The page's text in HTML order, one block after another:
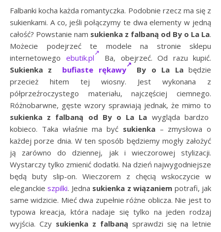
Falbanki kocha każda romantyczka. Podobnie rzecz ma się z
sukienkami. A co, jeśli połączymy te dwa elementy w jedną
całość? Powstanie nam sukienka z falbaną od By o La La.
Możecie podejrzeć te modele na stronie sklepu
internetowego ebutik.pl
Ba, obejrzeć. Od razu kupić.
Sukienka z bufiaste rękawy By o La Labędzie
przecież hitem tej wiosny. Jest wykonana z
półprzeźroczystego materiału, najczęściej ciemnego.
Różnobarwne, gęste wzory sprawiają jednak, że mimo to
sukienka z falbaną od By o La La wygląda bardzo
kobieco. Taka właśnie ma być sukienka– zmysłowa o
każdej porze dnia. W ten sposób będziemy mogły założyć
ją zarówno do dziennej, jak i wieczorowej stylizacji.
Wystarczy tylko zmienić dodatki. Na dzień najwygodniejsze
będą buty slip-on. Wieczorem z chęcią wskoczycie w
eleganckieszpilki. Jedna sukienka z wiązaniem potrafi, jak
same widzicie. Mieć dwa zupełnie różne oblicza. Nie jest to
typowa kreacja, która nadaje się tylko na jeden rodzaj
wyjścia. Czy sukienka z falbaną sprawdzi się na letnie